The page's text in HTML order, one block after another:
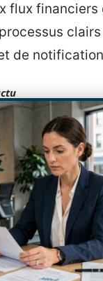
flux financiers
de